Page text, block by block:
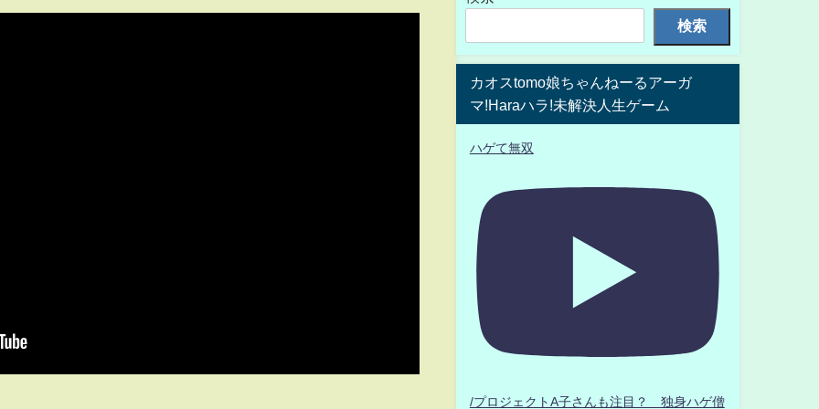
検索
カオスtomo娘ちゃんねーるアーガ
マ!Haraハラ!未解決人生ゲーム
ハゲて無双
/プロジェクトA子さんも注目？ 独身ハゲ僧